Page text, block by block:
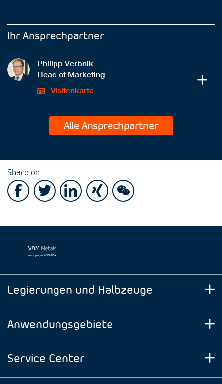
Ihr Ansprechpartner
Philipp Verbnik
Head of Marketing
Visitenkarte
Alle Ansprechpartner
Share on
Legierungen und Halbzeuge
Anwendungsgebiete
Service Center